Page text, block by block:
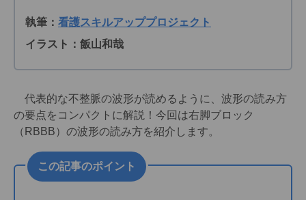
執筆： 看護スキルアッププロジェクト
イラスト：飯山和哉
代表的な不整脈の波形が読めるように、波形の読み方
の要点をコンパクトに解説！今回は右脚ブロック
（RBBB）の波形の読み方を紹介します。
この記事のポイント